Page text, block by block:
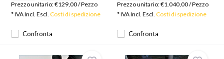
Confronta
Prezzo unitario:€129,00/Pezzo
* IVA Incl. Escl.Costi di spedizione
Confronta
Prezzo unitario:€1.040,00/Pezzo
* IVA Incl. Escl. Costi di spedizione